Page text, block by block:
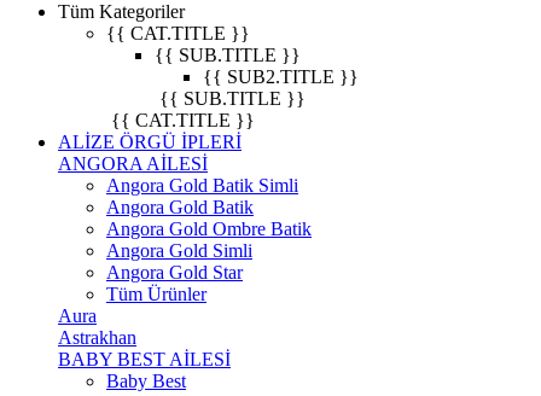
Tüm Kategoriler
{{ CAT.TITLE }}
{{ SUB.TITLE }}
{{ SUB2.TITLE }}
{{ SUB.TITLE }}
{{ CAT.TITLE }}
ALİZE ÖRGÜ İPLERİ
ANGORA AİLESİ
Angora Gold Batik Simli
Angora Gold Batik
Angora Gold Ombre Batik
Angora Gold Simli
Angora Gold Star
Tüm Ürünler
Aura
Astrakhan
BABY BEST AİLESİ
Baby Best